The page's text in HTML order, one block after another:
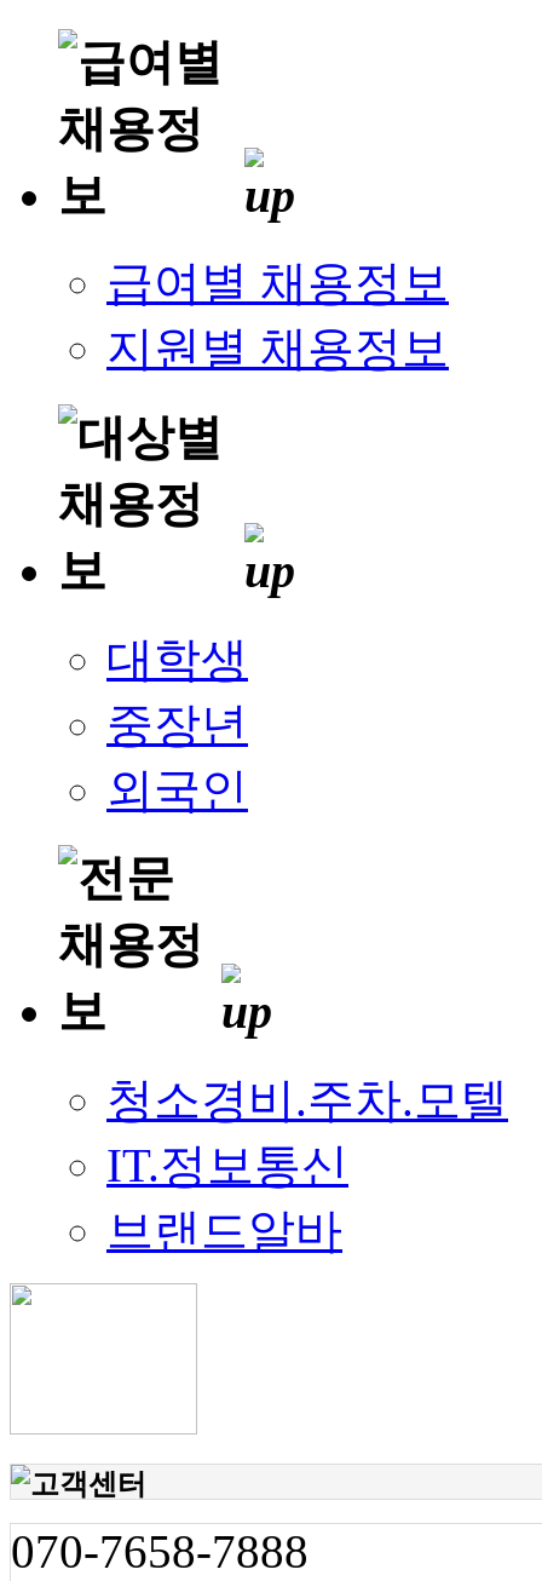
급여별 채용정보
지원별 채용정보
대학생
중장년
외국인
청소경비.주차.모텔
IT.정보통신
브랜드알바
070-7658-7888